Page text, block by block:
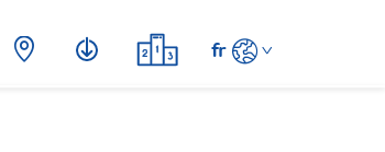
fr